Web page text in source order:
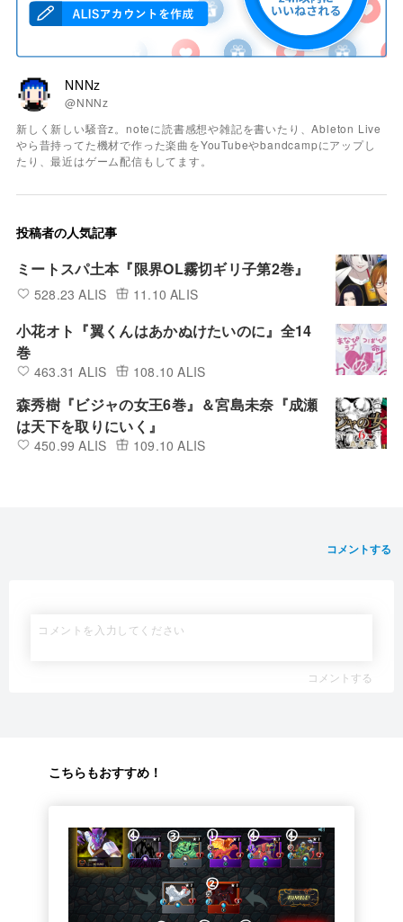
NNNz
@NNNz
新しく新しい騒音z。noteに読書感想や雑記を書いたり、Ableton Live
やら昔持ってた機材で作った楽曲をYouTubeやbandcampにアップし
たり、最近はゲーム配信もしてます。
投稿者の人気記事
ミートスパ土本『限界OL霧切ギリ子第2巻』
528.23 ALIS 11.10 ALIS
小花オト『翼くんはあかぬけたいのに』全14
巻
463.31 ALIS 108.10 ALIS
森秀樹『ビジャの女王6巻』＆宮島未奈『成瀬
は天下を取りにいく』
450.99 ALIS 109.10 ALIS
コメントする
コメントする
こちらもおすすめ！